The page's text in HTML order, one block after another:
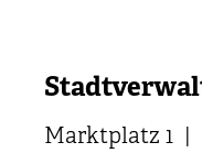
Marktplatz 1 |